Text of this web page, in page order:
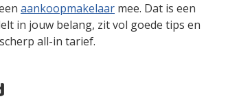
aankoopmakelaar mee. Dat is een
in jouw belang, zit vol goede tips en
all-in tarief.